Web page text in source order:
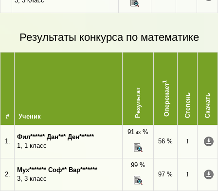
Результаты конкурса по математике
# Ученик Результат Опережает
1
Степень Скачать
1.
Фил****** Дан*** Ден******
1, 1 класс
91,43 %
56 %
I
2.
Мух******* Соф** Вар*******
3, 3 класс
99 %
97 %
I